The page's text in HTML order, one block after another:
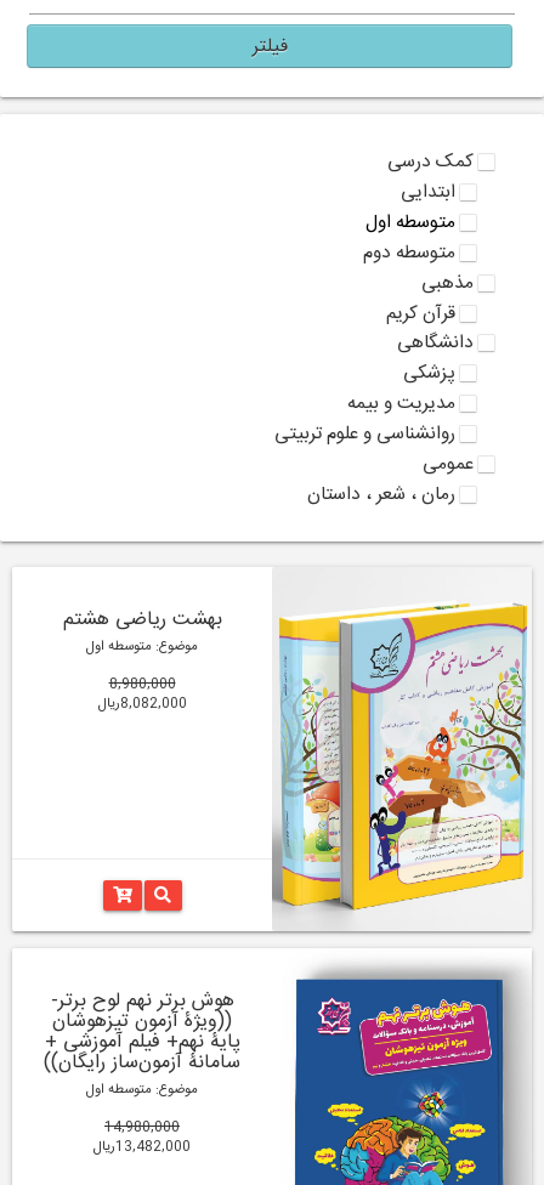
فیلتر
کمک درسی
ابتدایی
متوسطه اول
متوسطه دوم
مذهبی
قرآن کریم
دانشگاهی
پزشکی
مدیریت و بیمه
روانشناسی و علوم تربیتی
عمومی
رمان ، شعر ، داستان
بهشت ریاضی هشتم
موضوع: متوسطه اول
8,980,000
8,082,000ریال
هوش برتر نهم لوح برتر-
((ویژۀ آزمون تیزهوشان
پایۀ نهم+ فیلم آموزشی +
سامانۀ آزمون‌ساز رایگان))
موضوع: متوسطه اول
14,980,000
13,482,000ریال